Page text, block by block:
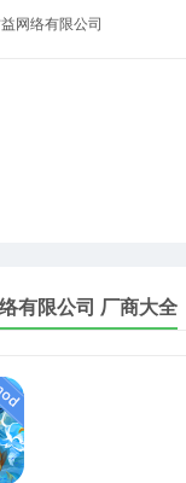
网络有限公司
有限公司 厂商大全